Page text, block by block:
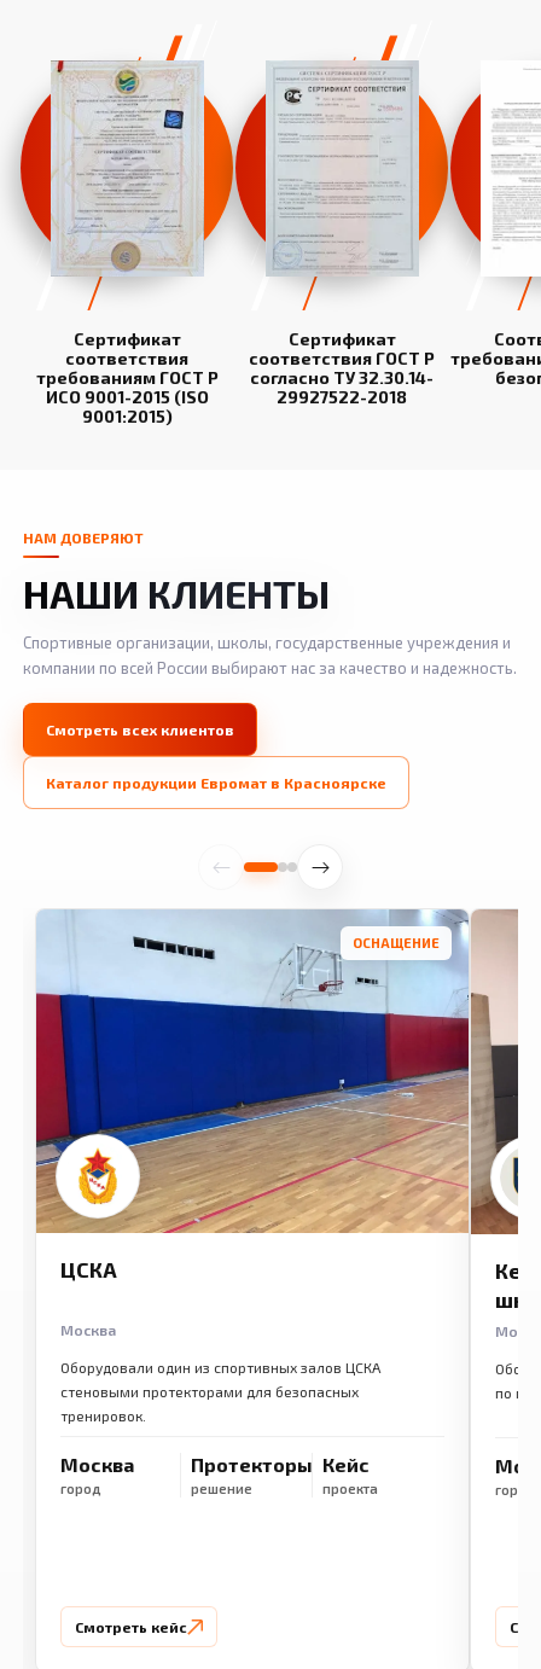
Сертификат
соответствия
требованиям ГОСТ Р
ИСО 9001-2015 (ISO
9001:2015)
Сертификат
соответствия ГОСТ Р
согласно ТУ 32.30.14-
29927522-2018
НАМ ДОВЕРЯЮТ
НАШИ КЛИЕНТЫ
Спортивные организации, школы, государственные учреждения и
компании по всей России выбирают нас за качество и надежность.
Смотреть всех клиентов
Каталог продукции Евромат в Красноярске
ОСНАЩЕНИЕ
ЦСКА
Москва
Оборудовали один из спортивных залов ЦСКА
стеновыми протекторами для безопасных
тренировок.
Москва
город
Протекторы
решение
Кейс
проекта
Смотреть кейс
по
город